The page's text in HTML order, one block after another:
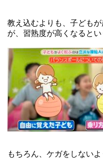
教え込むよりも、子ども
が、習熟度が高くなると
もちろん、ケガをしない